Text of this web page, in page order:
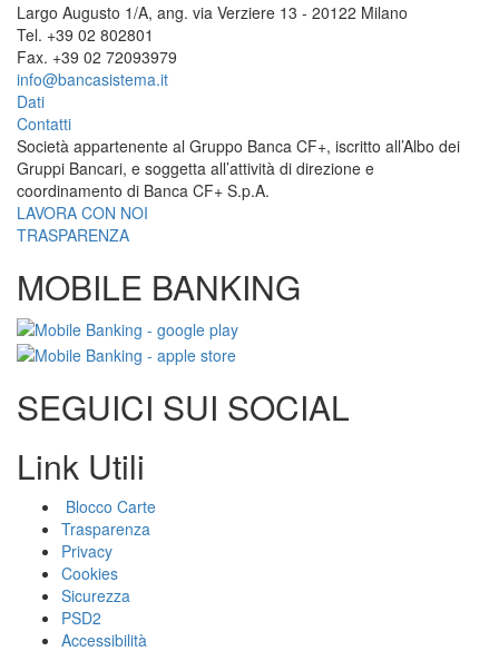
Largo Augusto 1/A, ang. via Verziere 13 - 20122 Milano
Tel. +39 02 802801
Fax. +39 02 72093979
info@bancasistema.it
Dati
Contatti
Società appartenente al Gruppo Banca CF+, iscritto all’Albo dei
Gruppi Bancari, e soggetta all’attività di direzione e
coordinamento di Banca CF+ S.p.A.
LAVORA CON NOI
TRASPARENZA
MOBILE BANKING
SEGUICI SUI SOCIAL
Link Utili
Blocco Carte
Trasparenza
Privacy
Cookies
Sicurezza
PSD2
Accessibilità